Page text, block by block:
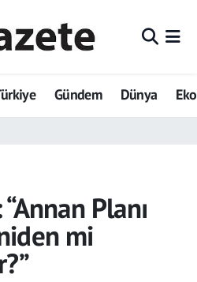
Gündem Dünya
Planı
mi